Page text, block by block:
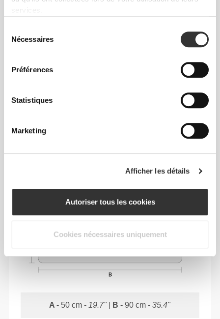
Nécessaires
Préférences
Statistiques
Marketing
Afficher les détails
Autoriser tous les cookies
Cookies nécessaires uniquement
12% Polyamide
A - 50 cm -19.7" B -90 cm -35.4"